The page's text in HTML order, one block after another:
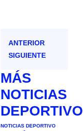
ANTERIOR
SIGUIENTE
MÁS
NOTICIAS
DEPORTIVO
NOTICIAS DEPORTIVO